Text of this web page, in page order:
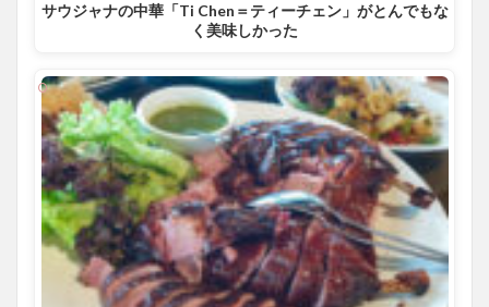
サウジャナの中華「Ti Chen＝ティーチェン」がとんでもな
く美味しかった